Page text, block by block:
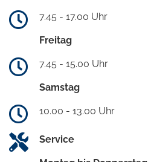
7.45 - 17.00 Uhr
Freitag
7.45 - 15.00 Uhr
Samstag
10.00 - 13.00 Uhr
Service